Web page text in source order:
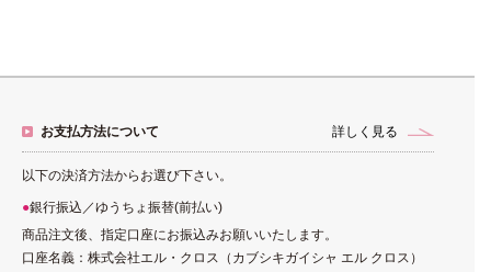
お支払方法について 詳しく見る
以下の決済方法からお選び下さい。
銀行振込／ゆうちょ振替(前払い)
商品注文後、指定口座にお振込みお願いいたします。
口座名義：株式会社エル・クロス（カブシキガイシャ エル クロス）